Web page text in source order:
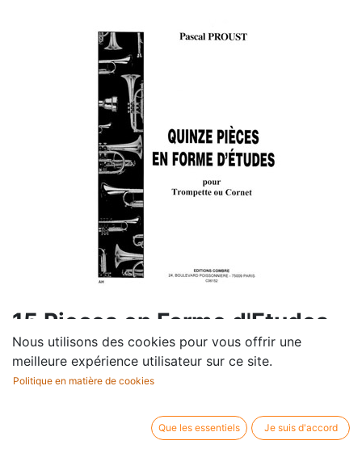
15 Pieces en Forme d'Etudes
Compositeur /
Pascal Proust
Profession:
Partition
Nous utilisons des cookies pour vous offrir une
meilleure expérience utilisateur sur ce site.
Politique en matière de cookies
Que les essentiels Je suis d'accord